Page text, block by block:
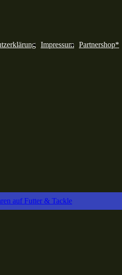
Impressum Partnershop*
auf Futter & Tackle